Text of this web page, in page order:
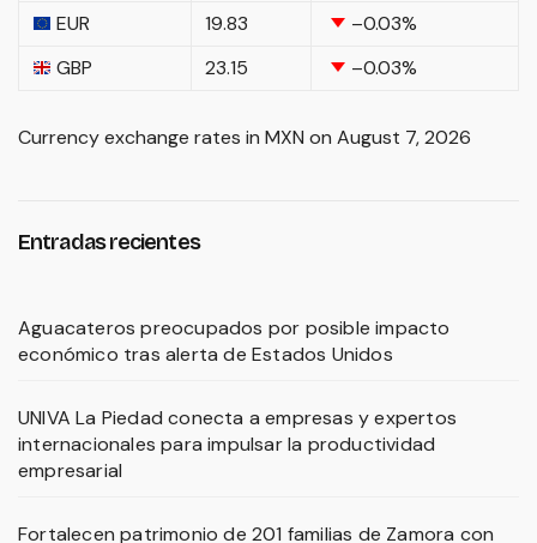
EUR 19.83 –0.03%
GBP
23.15 –0.03%
Currency exchange rates in MXN on August 7, 2026
Entradas recientes
Aguacateros preocupados por posible impacto
económico tras alerta de Estados Unidos
UNIVA La Piedad conecta a empresas y expertos
internacionales para impulsar la productividad
empresarial
Fortalecen patrimonio de 201 familias de Zamora con